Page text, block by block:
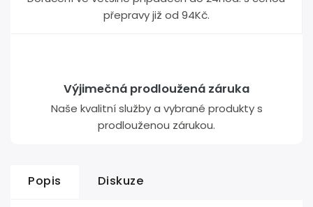
přepravy již od 94Kč.
Výjimečná prodloužená záruka
Naše kvalitní služby a vybrané produkty s
prodlouženou zárukou.
Popis Diskuze